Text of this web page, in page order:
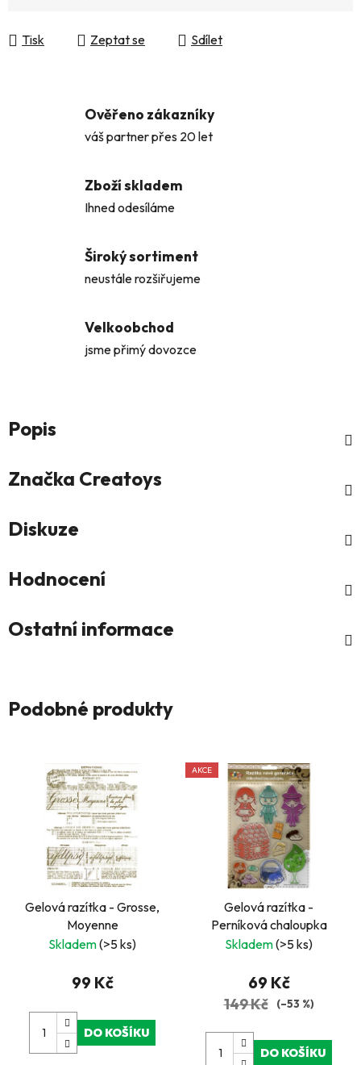
Tisk Zeptat se Sdílet
Ověřeno zákazníky
váš partner přes 20 let
Zboží skladem
Ihned odesíláme
Široký sortiment
neustále rozšiřujeme
Velkoobchod
jsme přimý dovozce
Popis
Značka Creatoys
Diskuze
Hodnocení
Ostatní informace
Podobné produkty
Gelová razítka - Grosse,
Moyenne
Skladem(>5 ks)
99 Kč
DO KOŠÍKU
AKCE
Gelová razítka -
Perníková chaloupka
Skladem(>5 ks)
69 Kč
149 Kč (–53 %)
DO KOŠÍKU